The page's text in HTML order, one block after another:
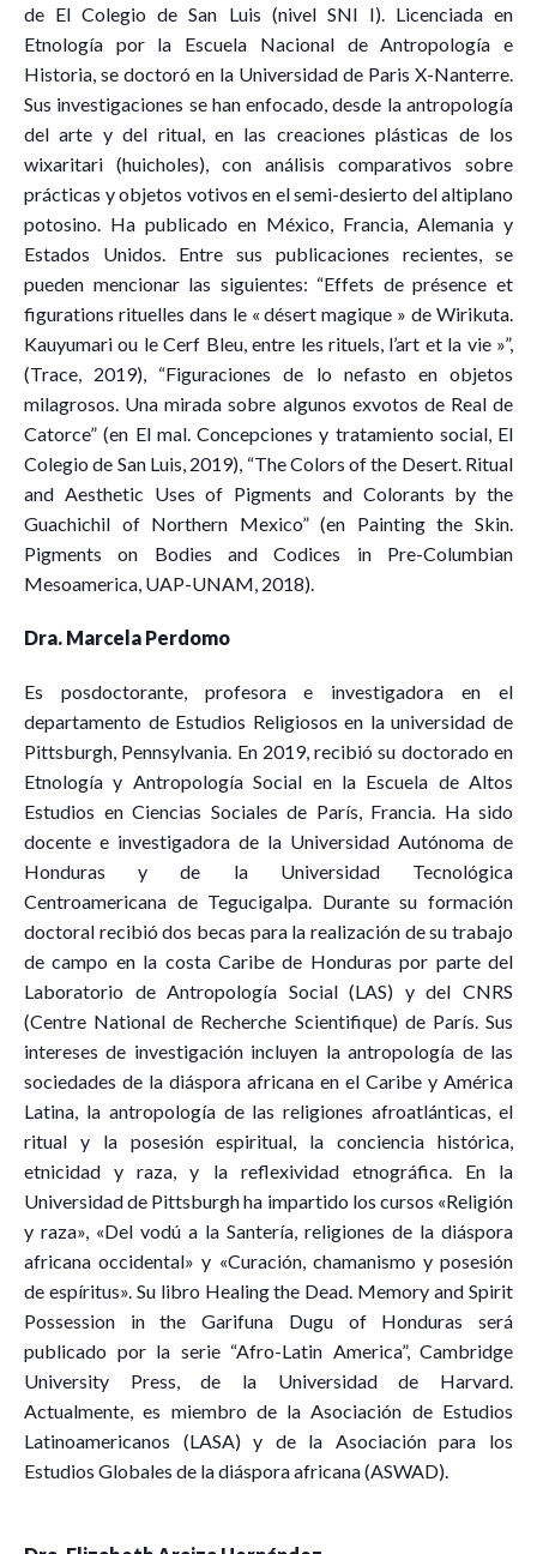
de El Colegio de San Luis (nivel SNI I). Licenciada en
Etnología por la Escuela Nacional de Antropología e
Historia, se doctoró en la Universidad de Paris X-Nanterre.
Sus investigaciones se han enfocado, desde la antropología
del arte y del ritual, en las creaciones plásticas de los
wixaritari (huicholes), con análisis comparativos sobre
prácticas y objetos votivos en el semi-desierto del altiplano
potosino. Ha publicado en México, Francia, Alemania y
Estados Unidos. Entre sus publicaciones recientes, se
pueden mencionar las siguientes: “Effets de présence et
figurations rituelles dans le « désert magique » de Wirikuta.
Kauyumari ou le Cerf Bleu, entre les rituels, l’art et la vie »”,
(Trace, 2019), “Figuraciones de lo nefasto en objetos
milagrosos. Una mirada sobre algunos exvotos de Real de
Catorce” (en El mal. Concepciones y tratamiento social, El
Colegio de San Luis, 2019), “The Colors of the Desert. Ritual
and Aesthetic Uses of Pigments and Colorants by the
Guachichil of Northern Mexico” (en Painting the Skin.
Pigments on Bodies and Codices in Pre-Columbian
Mesoamerica, UAP-UNAM, 2018).
Dra. Marcela Perdomo
Es posdoctorante, profesora e investigadora en el
departamento de Estudios Religiosos en la universidad de
Pittsburgh, Pennsylvania. En 2019, recibió su doctorado en
Etnología y Antropología Social en la Escuela de Altos
Estudios en Ciencias Sociales de París, Francia. Ha sido
docente e investigadora de la Universidad Autónoma de
Honduras y de la Universidad Tecnológica
Centroamericana de Tegucigalpa. Durante su formación
doctoral recibió dos becas para la realización de su trabajo
de campo en la costa Caribe de Honduras por parte del
Laboratorio de Antropología Social (LAS) y del CNRS
(Centre National de Recherche Scientifique) de París. Sus
intereses de investigación incluyen la antropología de las
sociedades de la diáspora africana en el Caribe y América
Latina, la antropología de las religiones afroatlánticas, el
ritual y la posesión espiritual, la conciencia histórica,
etnicidad y raza, y la reflexividad etnográfica. En la
Universidad de Pittsburgh ha impartido los cursos «Religión
y raza», «Del vodú a la Santería, religiones de la diáspora
africana occidental» y «Curación, chamanismo y posesión
de espíritus». Su libro Healing the Dead. Memory and Spirit
Possession in the Garifuna Dugu of Honduras será
publicado por la serie “Afro-Latin America”, Cambridge
University Press, de la Universidad de Harvard.
Actualmente, es miembro de la Asociación de Estudios
Latinoamericanos (LASA) y de la Asociación para los
Estudios Globales de la diáspora africana (ASWAD).